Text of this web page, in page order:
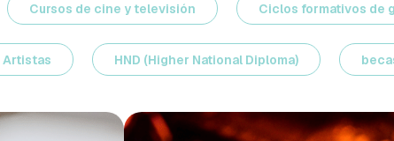
Cursos de cine y televisión Ciclos formativos de
Artistas HND (Higher National Diploma)